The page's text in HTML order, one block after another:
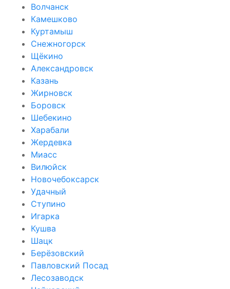
Волчанск
Камешково
Куртамыш
Снежногорск
Щёкино
Александровск
Казань
Жирновск
Боровск
Шебекино
Харабали
Жердевка
Миасс
Вилюйск
Новочебоксарск
Удачный
Ступино
Игарка
Кушва
Шацк
Берёзовский
Павловский Посад
Лесозаводск